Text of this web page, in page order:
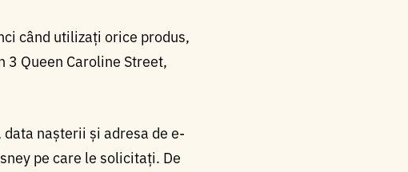
când utilizați orice produs,
Queen Caroline Street,
nașterii și adresa de e-
pe care le solicitați. De